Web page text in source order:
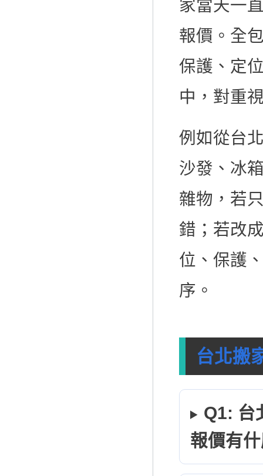
家當天一
報價。全
保護、定
中，對重
例如從台
沙發、冰
雜物，若
錯；若改
位、保護
序。
台北搬
Q1: 台
報價有